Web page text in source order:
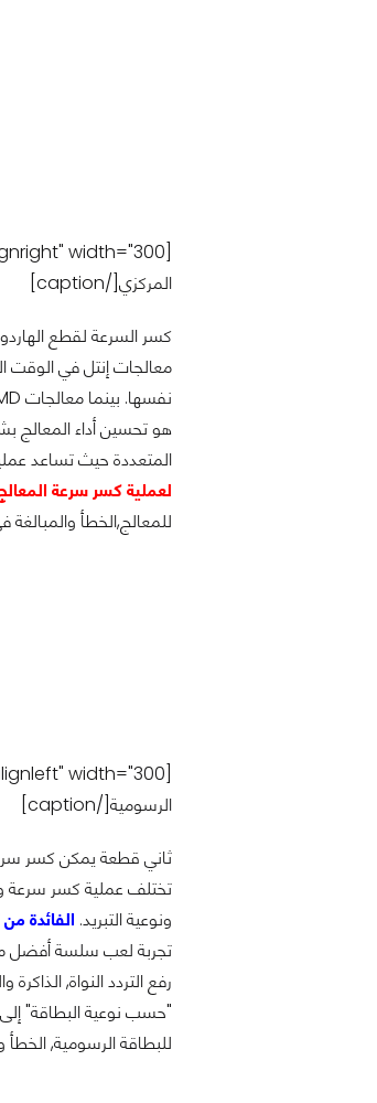
المركزي[/caption]
كسر السرعة لقطع
نفسها. بينما معالجات AMD فيمكن كسر سرعتها كلها دون وجود قيود كما هو الحال مع عائلة معالجات RYZEN الجديدة.
هو تحسين أداء المعالج
المتعددة حيث تساعد
لعملية كسر سرعة
للمعالج,الخطأ
الرسومية[/caption]
ثاني قطعة يمكن كسر
ونوعية التبريد. الفائدة
تجربة لعب سلسة أفضل
رفع التردد النواة,
"حسب نوعية البطاقة"
للبطاقة الرسومية,